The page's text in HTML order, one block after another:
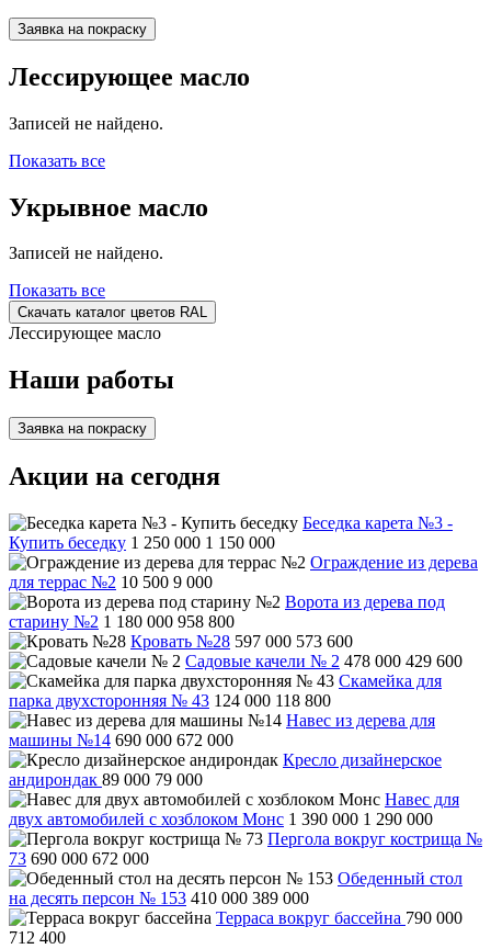
Заявка на покраску
Лессирующее масло
Записей не найдено.
Показать все
Укрывное масло
Записей не найдено.
Показать все
Скачать каталог цветов RAL
Лессирующее масло
Наши работы
Заявка на покраску
Акции на сегодня
Беседка карета №3 -
Купить беседку 1 250 000 1 150 000
Ограждение из дерева
для террас №2 10 500 9 000
Ворота из дерева под
старину №2 1 180 000 958 800
Кровать №28 597 000 573 600
Садовые качели № 2 478 000 429 600
Скамейка для
парка двухсторонняя № 43 124 000 118 800
Навес из дерева для
машины №14 690 000 672 000
Кресло дизайнерское
андирондак 89 000 79 000
Навес для
двух автомобилей с хозблоком Монс 1 390 000 1 290 000
Пергола вокруг кострища №
73 690 000 672 000
Обеденный стол
на десять персон № 153 410 000 389 000
Терраса вокруг бассейна 790 000
712 400